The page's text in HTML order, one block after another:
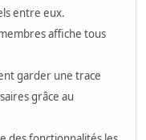
entre eux.
affiche tous
garder une trace
grâce au